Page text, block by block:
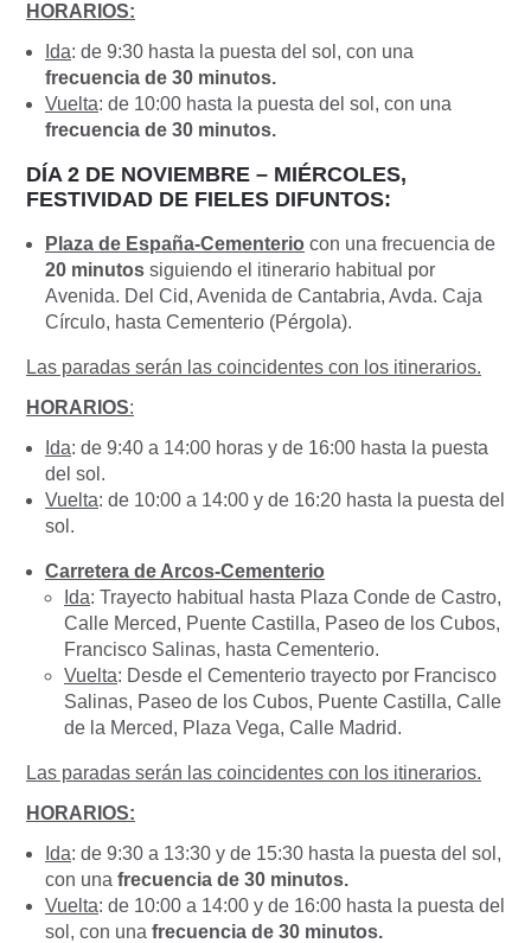
HORARIOS:
Ida: de 9:30 hasta la puesta del sol, con una
frecuencia de 30 minutos.
Vuelta: de 10:00 hasta la puesta del sol, con una
frecuencia de 30 minutos.
DÍA 2 DE NOVIEMBRE – MIÉRCOLES,
FESTIVIDAD DE FIELES DIFUNTOS:
Plaza de España-Cementerio con una frecuencia de
20 minutos siguiendo el itinerario habitual por
Avenida. Del Cid, Avenida de Cantabria, Avda. Caja
Círculo, hasta Cementerio (Pérgola).
Las paradas serán las coincidentes con los itinerarios.
HORARIOS:
Ida: de 9:40 a 14:00 horas y de 16:00 hasta la puesta
del sol.
Vuelta: de 10:00 a 14:00 y de 16:20 hasta la puesta del
sol.
Carretera de Arcos-Cementerio
Ida: Trayecto habitual hasta Plaza Conde de Castro,
Calle Merced, Puente Castilla, Paseo de los Cubos,
Francisco Salinas, hasta Cementerio.
Vuelta: Desde el Cementerio trayecto por Francisco
Salinas, Paseo de los Cubos, Puente Castilla, Calle
de la Merced, Plaza Vega, Calle Madrid.
Las paradas serán las coincidentes con los itinerarios.
HORARIOS:
Ida: de 9:30 a 13:30 y de 15:30 hasta la puesta del sol,
con una frecuencia de 30 minutos.
Vuelta: de 10:00 a 14:00 y de 16:00 hasta la puesta del
sol, con una frecuencia de 30 minutos.